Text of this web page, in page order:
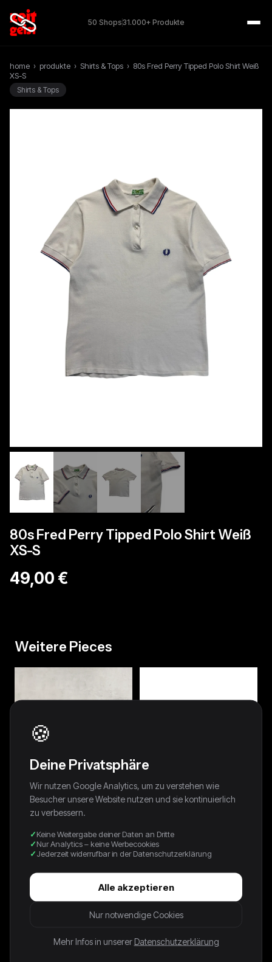
50 Shops31.000+ Produkte
home › produkte › Shirts & Tops › 80s Fred Perry Tipped Polo Shirt Weiß
XS-S
Shirts & Tops
80s Fred Perry Tipped Polo Shirt Weiß
XS-S
49,00 €
Weitere Pieces
NAVY SOUTH PARK TEE - 2006
- XL
80,00 €
90s Kleines Arschloch Promo
Shirt Grau
39,00 €
🍪
Deine Privatsphäre
Wir nutzen Google Analytics, um zu verstehen wie
Besucher unsere Website nutzen und sie kontinuierlich
zu verbessern.
Keine Weitergabe deiner Daten an Dritte
Nur Analytics – keine Werbecookies
Jederzeit widerrufbar in der Datenschutzerklärung
Alle akzeptieren
Nur notwendige Cookies
Mehr Infos in unserer Datenschutzerklärung